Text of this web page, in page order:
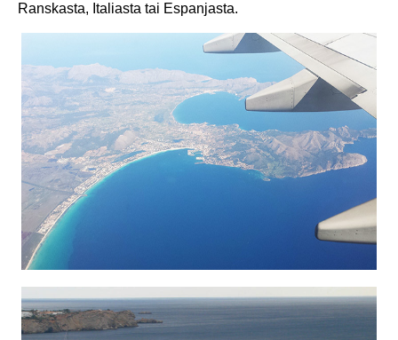
Ranskasta, Italiasta tai Espanjasta.